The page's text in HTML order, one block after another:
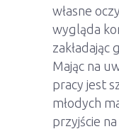
własne
wygląda
zakładając
Mając na
pracy jest
młodych
przyjście